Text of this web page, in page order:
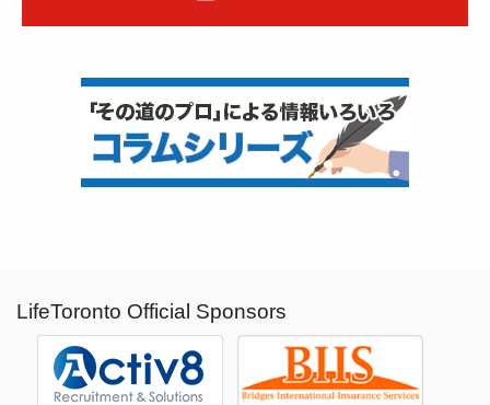
LifeToronto Official Sponsors